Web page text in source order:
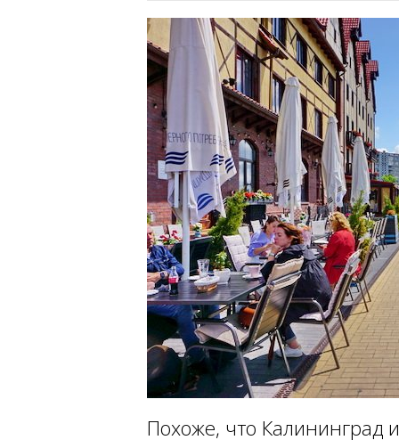
Похоже, что Калининград